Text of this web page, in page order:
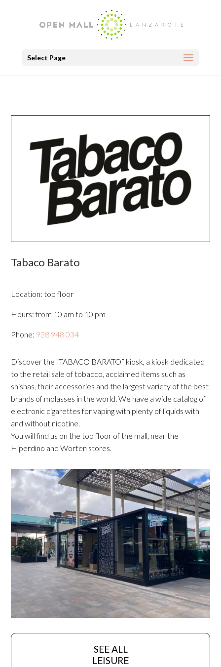
Select Page
Tabaco Barato
Location: top floor
Hours: from 10 am to 10 pm
Phone: 928 948 034
Discover the “TABACO BARATO” kiosk, a kiosk dedicated
to the retail sale of tobacco, acclaimed items such as
shishas, their accessories and the largest variety of the best
brands of molasses in the world. We have a wide catalog of
electronic cigarettes for vaping with plenty of liquids with
and without nicotine.
You will find us on the top floor of the mall, near the
Hiperdino and Worten stores.
SEE ALL
LEISURE